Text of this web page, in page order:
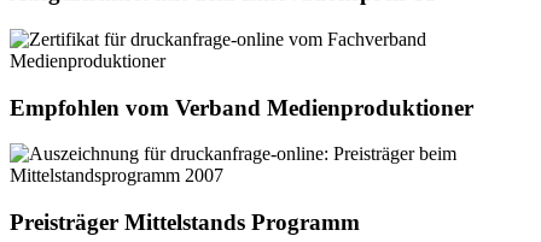
Empfohlen vom Verband Medienproduktioner
Preisträger Mittelstands Programm